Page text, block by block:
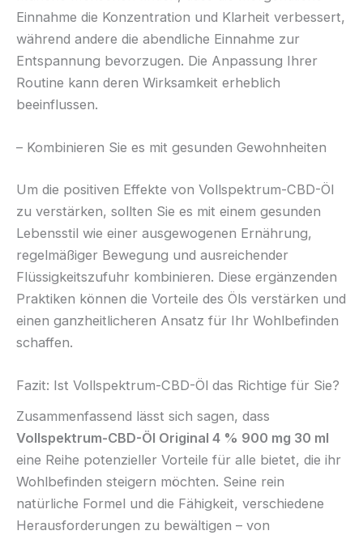
Einnahme die Konzentration und Klarheit verbessert,
während andere die abendliche Einnahme zur
Entspannung bevorzugen. Die Anpassung Ihrer
Routine kann deren Wirksamkeit erheblich
beeinflussen.
– Kombinieren Sie es mit gesunden Gewohnheiten
Um die positiven Effekte von Vollspektrum-CBD-Öl
zu verstärken, sollten Sie es mit einem gesunden
Lebensstil wie einer ausgewogenen Ernährung,
regelmäßiger Bewegung und ausreichender
Flüssigkeitszufuhr kombinieren. Diese ergänzenden
Praktiken können die Vorteile des Öls verstärken und
einen ganzheitlicheren Ansatz für Ihr Wohlbefinden
schaffen.
Fazit: Ist Vollspektrum-CBD-Öl das Richtige für Sie?
Zusammenfassend lässt sich sagen, dass
Vollspektrum-CBD-Öl Original 4 % 900 mg 30 ml
eine Reihe potenzieller Vorteile für alle bietet, die ihr
Wohlbefinden steigern möchten. Seine rein
natürliche Formel und die Fähigkeit, verschiedene
Herausforderungen zu bewältigen – von